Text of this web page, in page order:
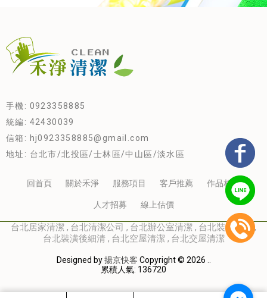
手機: 0923358885
統編: 42430039
信箱: hj0923358885@gmail.com
地址: 台北市/北投區/士林區/中山區/淡水區
回首頁 關於禾淨 服務項目 客戶推薦 作品相簿
人才招募 線上估價
台北居家清潔 台北清潔公司 台北辦公室清潔
台北裝潢清潔
台北裝潢後細清
台北空屋清潔 台北交屋清潔
Designed by揚京快客 Copyright © 2026
累積人氣: 136720